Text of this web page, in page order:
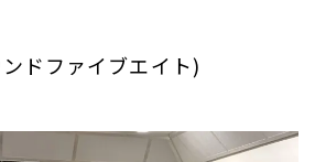
ドファイブエイト)